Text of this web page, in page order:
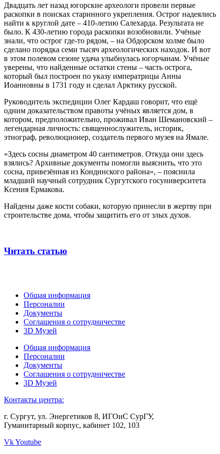
Двадцать лет назад югорские археологи провели первые
раскопки в поисках старинного укрепления. Острог надеялись
найти к круглой дате – 410-летию Салехарда. Результата не
было. К 430-летию города раскопки возобновили. Учёные
знали, что острог где-то рядом, – на Обдорском холме было
сделано порядка семи тысяч археологических находок. И вот
в этом полевом сезоне удача улыбнулась югорчанам. Учёные
уверены, что найденные остатки стены – часть острога,
который был построен по указу императрицы Анны
Иоанновны в 1731 году и сделал Арктику русской.
Руководитель экспедиции Олег Кардаш говорит, что ещё
одним доказательством правоты учёных является дом, в
котором, предположительно, проживал Иван Шемановский –
легендарная личность: священнослужитель, историк,
этнограф, революционер, создатель первого музея на Ямале.
«Здесь сосны диаметром 40 сантиметров. Откуда они здесь
взялись? Архивные документы помогли выяснить, что это
сосна, привезённая из Кондинского района», – пояснила
младший научный сотрудник Сургутского госуниверситета
Ксения Ермакова.
Найдены даже кости собаки, которую принесли в жертву при
строительстве дома, чтобы защитить его от злых духов.
Читать статью
Общая информация
Персоналии
Документы
Соглашения о сотрудничестве
3D Музей
Общая информация
Персоналии
Документы
Соглашения о сотрудничестве
3D Музей
Контакты центра:
г. Сургут, ул. Энергетиков 8, ИГОиС СурГУ,
Гуманитарный корпус, кабинет 102, 103
VkYoutube